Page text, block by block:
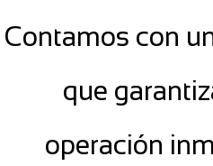
Contamos con
que
operación